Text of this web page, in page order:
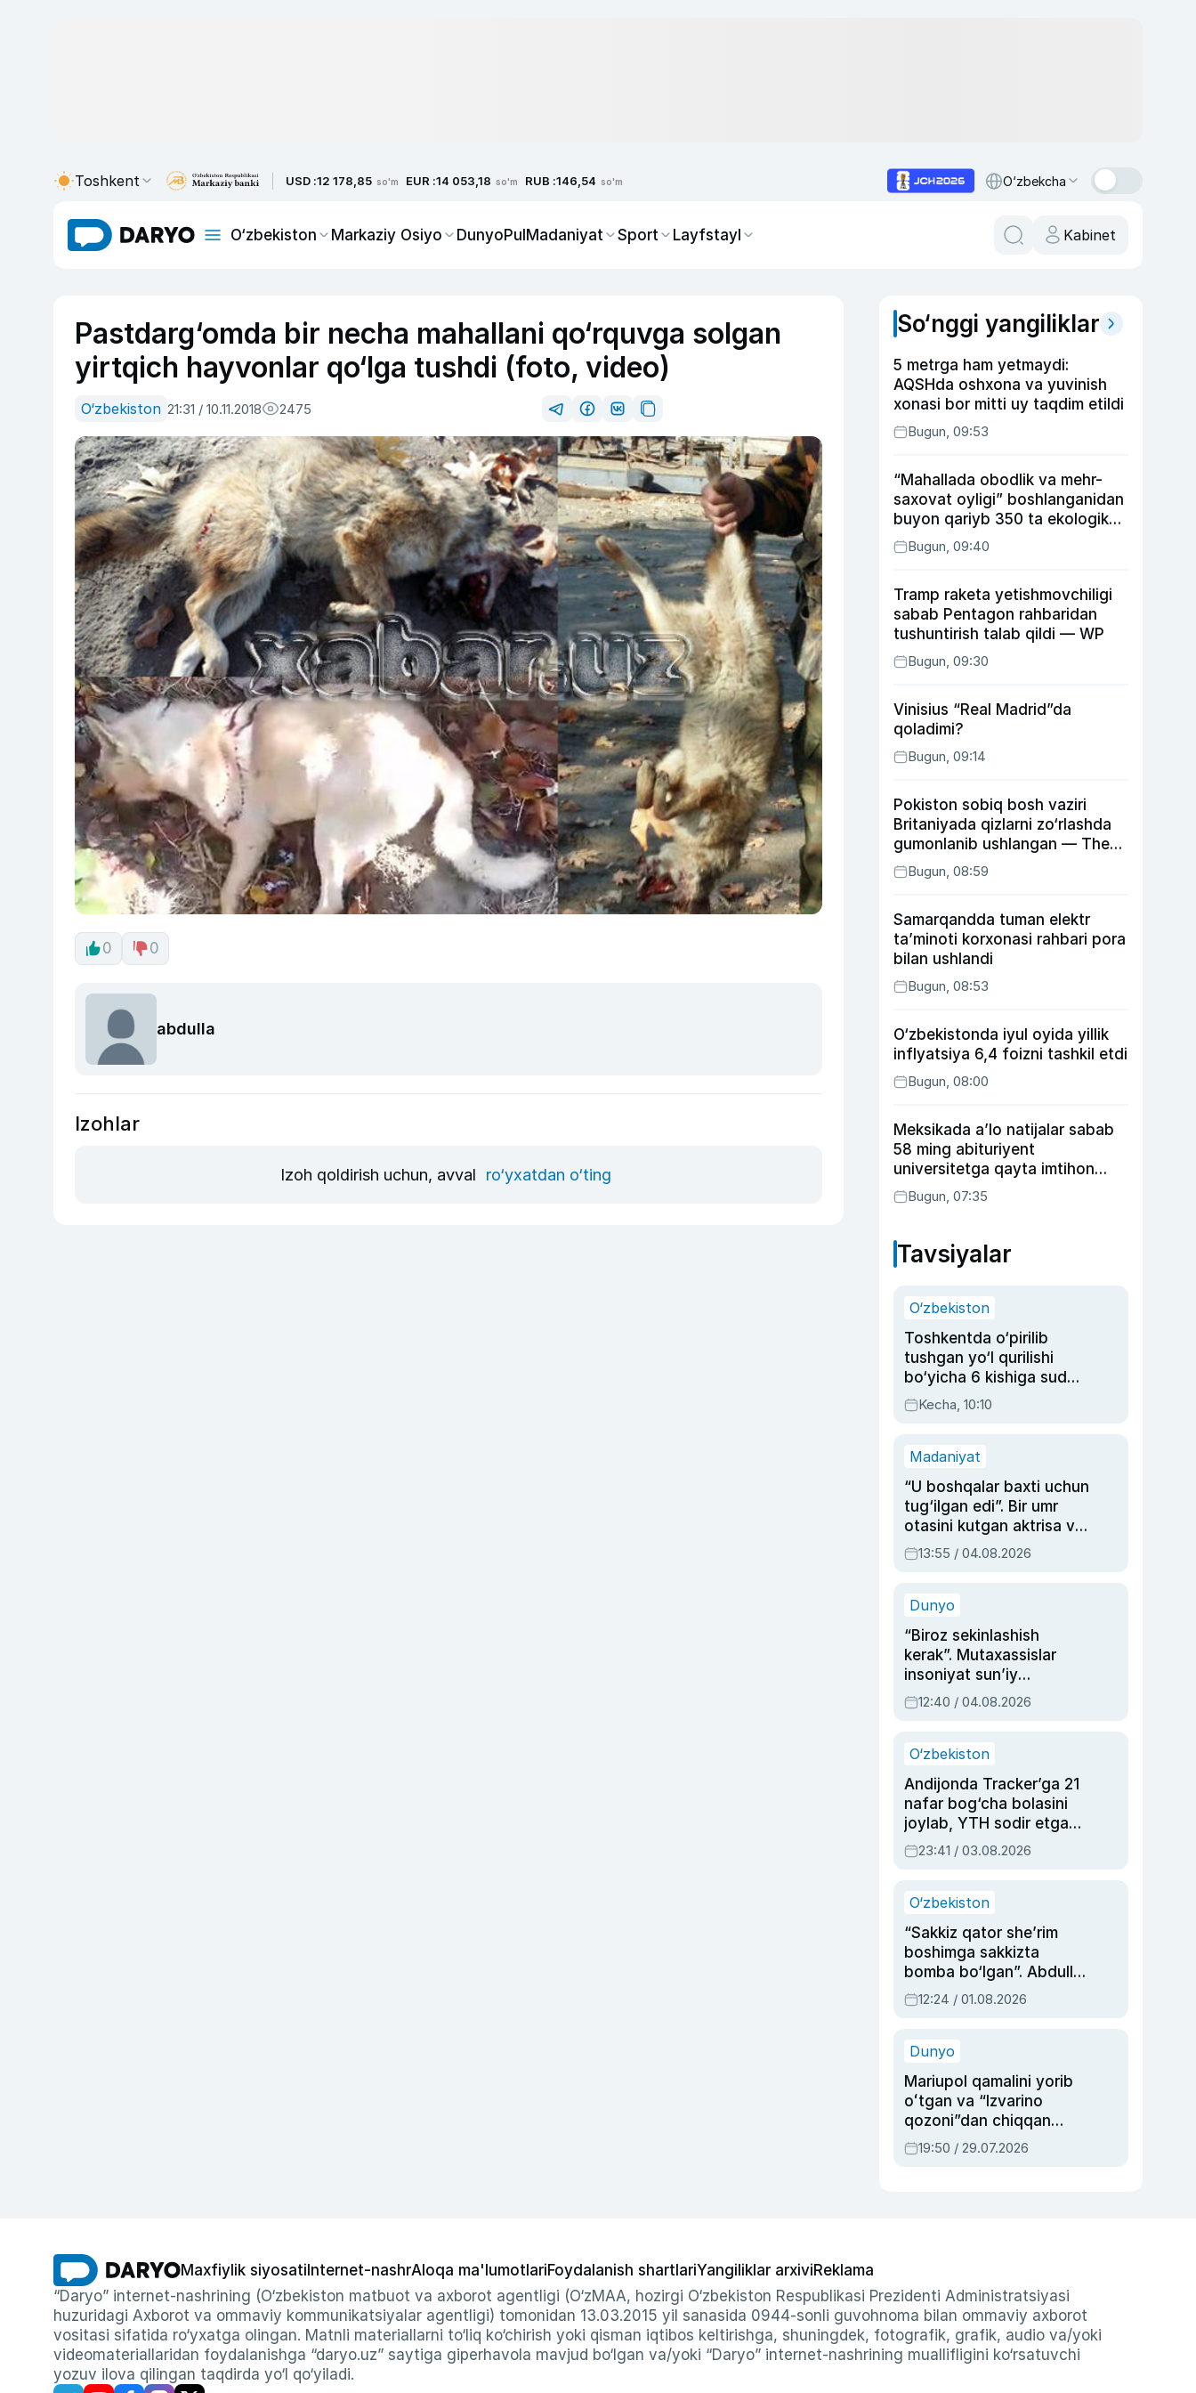
Toshkent USD :12 178,85 so'm EUR :14 053,18 so'm RUB :146,54 so'm O‘zbekcha
O‘zbekiston Markaziy Osiyo DunyoPulMadaniyat Sport Layfstayl Kabinet
Pastdarg‘omda bir necha mahallani qo‘rquvga solgan
yirtqich hayvonlar qo‘lga tushdi (foto, video)
O‘zbekiston 21:31 / 10.11.2018 2475
0 0
abdulla
Izohlar
Izoh qoldirish uchun, avval ro‘yxatdan o‘ting
So‘nggi yangiliklar
5 metrga ham yetmaydi:
AQSHda oshxona va yuvinish
xonasi bor mitti uy taqdim etildi
Bugun, 09:53
“Mahallada obodlik va mehr-
saxovat oyligi” boshlanganidan
buyon qariyb 350 ta ekologik
huquqbuzarlik aniqlandi
Bugun, 09:40
Tramp raketa yetishmovchiligi
sabab Pentagon rahbaridan
tushuntirish talab qildi — WP
Bugun, 09:30
Vinisius “Real Madrid”da
qoladimi?
Bugun, 09:14
Pokiston sobiq bosh vaziri
Britaniyada qizlarni zo‘rlashda
gumonlanib ushlangan — The
Guardian
Bugun, 08:59
Samarqandda tuman elektr
ta’minoti korxonasi rahbari pora
bilan ushlandi
Bugun, 08:53
O‘zbekistonda iyul oyida yillik
inflyatsiya 6,4 foizni tashkil etdi
Bugun, 08:00
Meksikada a’lo natijalar sabab
58 ming abituriyent
universitetga qayta imtihon
topshiradi
Bugun, 07:35
Tavsiyalar
O‘zbekiston
Toshkentda o‘pirilib
tushgan yo‘l qurilishi
bo‘yicha 6 kishiga sud
hukmi o‘qildi
Kecha, 10:10
Madaniyat
“U boshqalar baxti uchun
tug‘ilgan edi”. Bir umr
otasini kutgan aktrisa va
dublyaj ustasi Rimma
Ahmedovaning
13:55 / 04.08.2026
Dunyo
“Biroz sekinlashish
kerak”. Mutaxassislar
insoniyat sun’iy
intellektni boshqara
olmay qolishidan xavotir
12:40 / 04.08.2026
O‘zbekiston
Andijonda Tracker’ga 21
nafar bog‘cha bolasini
joylab, YTH sodir etgan
ayolga sud hukmi o‘qildi
23:41 / 03.08.2026
O‘zbekiston
“Sakkiz qator she’rim
boshimga sakkizta
bomba bo‘lgan”. Abdulla
Oripovni siyosiy
ayblovlardan asrab
12:24 / 01.08.2026
Dunyo
Mariupol qamalini yorib
oʻtgan va “Izvarino
qozoni”dan chiqqan
qahramon — Ukraina
armiyasi bosh
19:50 / 29.07.2026
Maxfiylik siyosati Internet-nashrAloqa ma'lumotlariFoydalanish shartlariYangiliklar arxiviReklama
“Daryo” internet-nashrining (O‘zbekiston matbuot va axborot agentligi (O‘zMAA, hozirgi O‘zbekiston Respublikasi Prezidenti Administratsiyasi
huzuridagi Axborot va ommaviy kommunikatsiyalar agentligi) tomonidan 13.03.2015 yil sanasida 0944-sonli guvohnoma bilan ommaviy axborot
vositasi sifatida ro‘yxatga olingan. Matnli materiallarni to‘liq ko‘chirish yoki qisman iqtibos keltirishga, shuningdek, fotografik, grafik, audio va/yoki
videomateriallaridan foydalanishga “daryo.uz” saytiga giperhavola mavjud bo‘lgan va/yoki “Daryo” internet-nashrining muallifligini ko‘rsatuvchi
yozuv ilova qilingan taqdirda yo‘l qo‘yiladi.